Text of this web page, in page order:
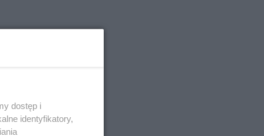
dostęp i
identyfikatory,